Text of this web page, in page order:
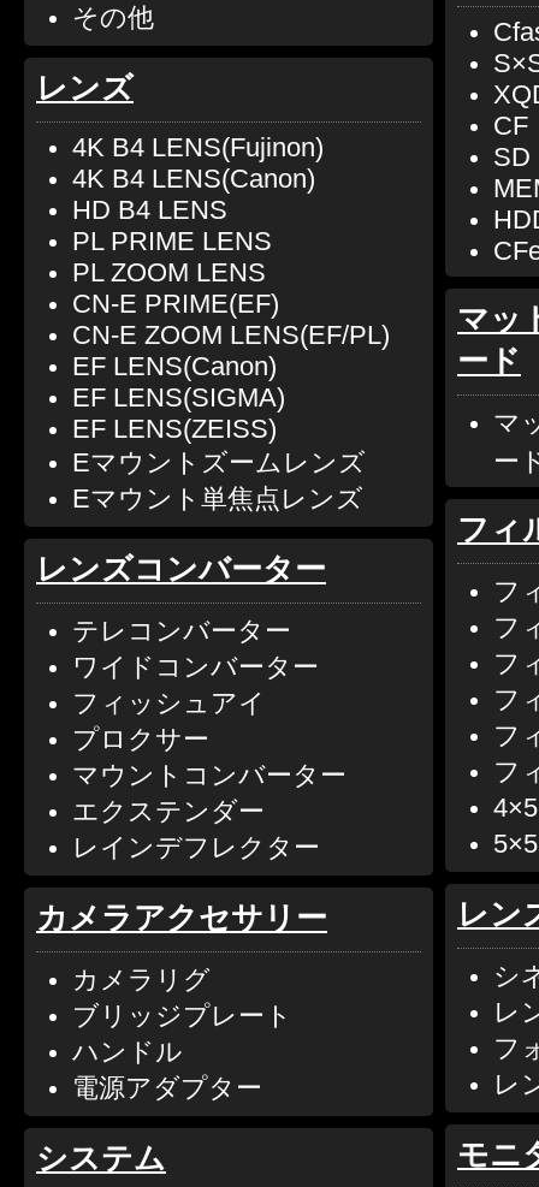
その他
CF
SD
レンズ
4K B4 LENS(Fujinon)
4K B4 LENS(Canon)
HD B4 LENS
PL PRIME LENS
PL ZOOM LENS
CN-E PRIME(EF)
CN-E ZOOM LENS(EF/PL)
EF LENS(Canon)
EF LENS(SIGMA)
EF LENS(ZEISS)
Eマウントズームレンズ
Eマウント単焦点レンズ
マッ
ード
マ
ー
フィ
フ
フ
フ
フ
フ
フ
レンズコンバーター
テレコンバーター
ワイドコンバーター
フィッシュアイ
プロクサー
マウントコンバーター
エクステンダー
レインデフレクター
レン
シ
レ
フ
レ
カメラアクセサリー
カメラリグ
ブリッジプレート
ハンドル
電源アダプター
モニ
システム